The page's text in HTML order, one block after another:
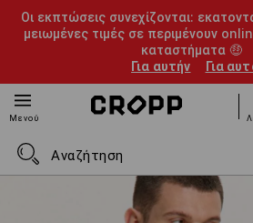
Οι εκπτώσεις συνεχίζονται:
μειωμένες τιμές σε περιμένουν
καταστήματα 🤑
Για αυτήν
Για
Μενού